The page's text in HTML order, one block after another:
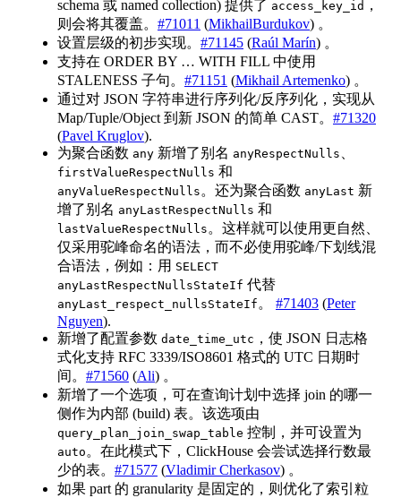
schema 或 named collection) 提供了 access_key_id ，
则会将其覆盖。 #71011 (MikhailBurdukov) 。
设置层级的初步实现。 #71145 (Raúl Marín) 。
支持在 ORDER BY … WITH FILL 中使用
STALENESS 子句。 #71151 (Mikhail Artemenko) 。
通过对 JSON 字符串进行序列化/反序列化，实现从
Map/Tuple/Object 到新 JSON 的简单 CAST。 #71320
(Pavel Kruglov).
为聚合函数 any 新增了别名 anyRespectNulls
firstValueRespectNulls 和
anyValueRespectNulls 。还为聚合函数 anyLast 新
增了别名 anyLastRespectNulls 和
lastValueRespectNulls 。这样就可以使用更自然、
仅采用驼峰命名的语法，而不必使用驼峰/下划线混
合语法，例如：用 SELECT
anyLastRespectNullsStateIf 代替
anyLast_respect_nullsStateIf 。 #71403 (Peter
Nguyen).
新增了配置参数 date_time_utc ，使 JSON 日志格
式化支持 RFC 3339/ISO8601 格式的 UTC 日期时
间。 #71560 (Ali) 。
新增了一个选项，可在查询计划中选择 join 的哪一
侧作为内部 (build) 表。该选项由
query_plan_join_swap_table 控制，并可设置为
auto 。在此模式下，ClickHouse 会尝试选择行数最
少的表。 #71577 (Vladimir Cherkasov) 。
如果 part 的 granularity 是固定的，则优化了索引粒